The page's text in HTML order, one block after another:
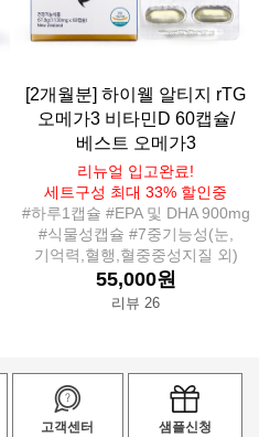
[2개월분] 하이웰 알티지 rTG
오메가3 비타민D 60캡슐/
베스트 오메가3
리뉴얼 입고완료!
세트구성 최대 33% 할인중
#하루1캡슐 #EPA 및 DHA 900mg
#식물성캡슐 #7중기능성(눈,
기억력,혈행,혈중중성지질 외)
55,000원
리뷰 26
고객센터 샘플신청